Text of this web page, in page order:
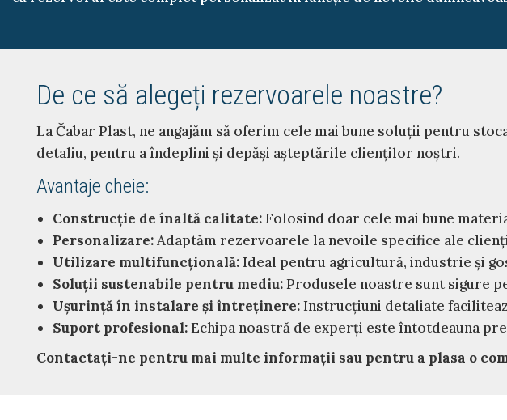
De ce să alegeți rezervoarele noastre?
La Čabar Plast, ne angajăm să oferim cele mai bune soluții pentru
detaliu, pentru a îndeplini și depăși așteptările clienților noștri.
Avantaje cheie:
Construcție de înaltă calitate:Folosind doar cele mai bune
Personalizare:Adaptăm rezervoarele la nevoile specifice ale
Utilizare multifuncțională:Ideal pentru agricultură, industrie și
Soluții sustenabile pentru mediu:Produsele noastre sunt sigure
Ușurință în instalare și întreținere:Instrucțiuni detaliate
Suport profesional:Echipa noastră de experți este întotdeauna
Contactați-ne pentru mai multe informații sau pentru a plasa o